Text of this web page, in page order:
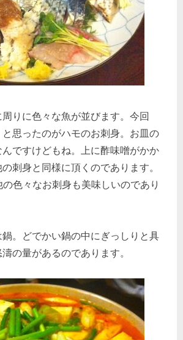
りに色々な魚が並びます。今回
と思ったのがハモのお刺身。お皿の
ですけどもね。上に酢味噌がかか
刺身と同様に頂くのであります。
色々なお刺身も美味しいのであり
。どでかい鍋の中にぎっしりと具
の量があるのであります。